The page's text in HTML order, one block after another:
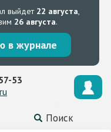
выйдет 22 августа,
26 августа.
в журнале
Поиск
53